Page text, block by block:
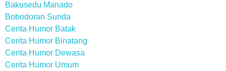
Bakusedu Manado
Bobodoran Sunda
Cerita Humor Batak
Cerita Humor Binatang
Cerita Humor Dewasa
Cerita Humor Umum